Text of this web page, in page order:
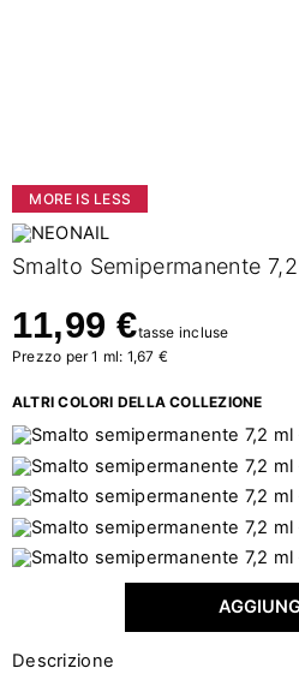
MORE IS LESS
Smalto Semipermanente
11,99 €tasse incluse
Prezzo per 1 ml: 1,67 €
ALTRI COLORI DELLA COLLEZIONE
Descrizione